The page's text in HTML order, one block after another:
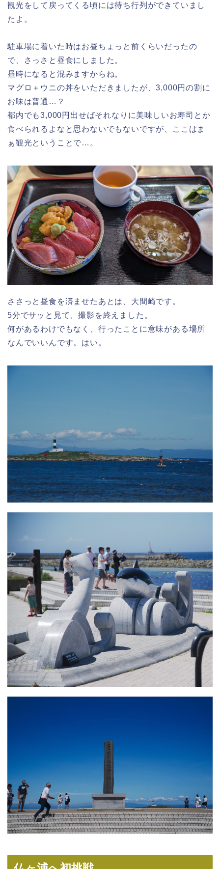
観光をして戻ってくる頃には待ち行列ができていまし
たよ。
駐車場に着いた時はお昼ちょっと前くらいだったの
で、さっさと昼食にしました。
昼時になると混みますからね。
マグロ＋ウニの丼をいただきましたが、3,000円の割に
お味は普通…？
都内でも3,000円出せばそれなりに美味しいお寿司とか
食べられるよなと思わないでもないですが、ここはま
ぁ観光ということで…。
ささっと昼食を済ませたあとは、大間崎です。
5分でサッと見て、撮影を終えました。
何があるわけでもなく、行ったことに意味がある場所
なんでいいんです。はい。